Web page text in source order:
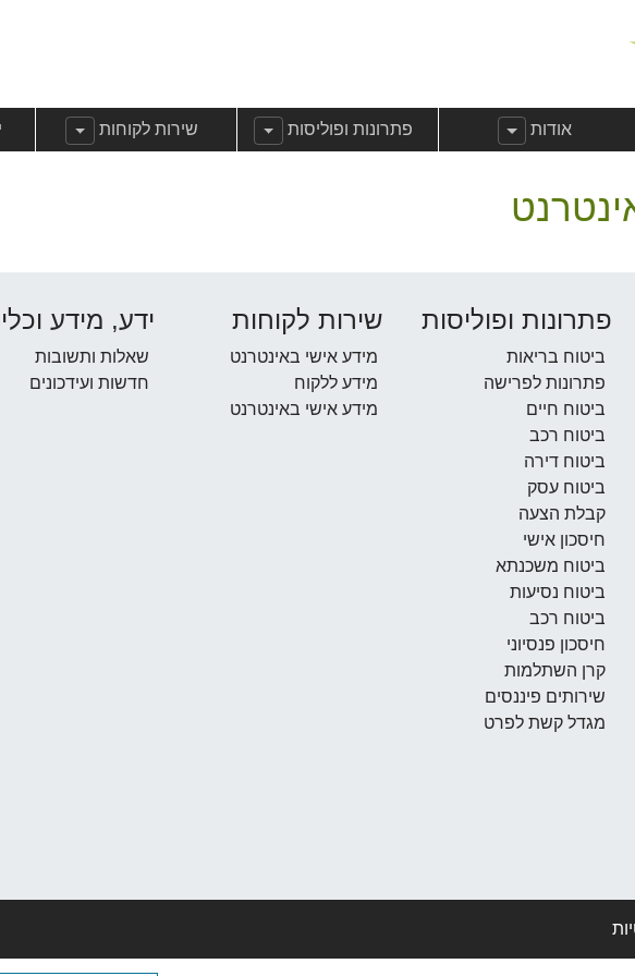
אודות
הצג תפריט משנה עבוראודותפתרונות ופוליסות
הצג תפריט משנה עבורפתרונות ופוליסות
שירות לקוחות
הצג תפריט משנה
פתרונות ופוליסות
ביטוח בריאות
פתרונות לפרישה
ביטוח חיים
ביטוח רכב
ביטוח דירה
ביטוח עסק
קבלת הצעה
חיסכון אישי
ביטוח משכנתא
ביטוח נסיעות
ביטוח רכב
חיסכון פנסיוני
קרן השתלמות
שירותים פיננסים
מגדל קשת לפרט
שירות לקוחות
מידע אישי באינטרנט
מידע ללקוח
מידע אישי באינטרנט
ידע, מידע
שאלות ותשובות
חדשות ועידכונים